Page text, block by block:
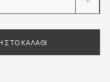
ΣΤΟ ΚΑΛΑΘΙ